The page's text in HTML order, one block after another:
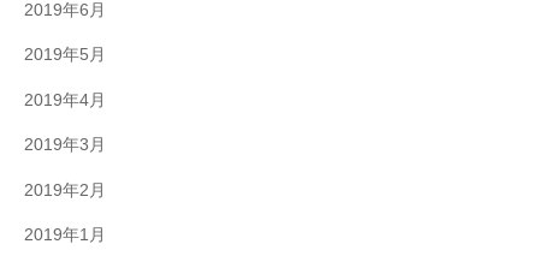
2019年6月
2019年5月
2019年4月
2019年3月
2019年2月
2019年1月